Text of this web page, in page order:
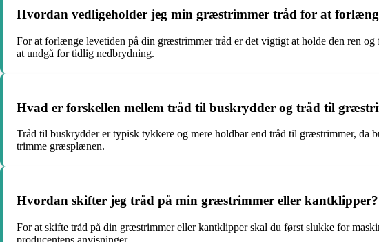
Hvordan vedligeholder jeg min græstrimmer tråd for at
For at forlænge levetiden på din græstrimmer tråd er det vigtigt at holde den ren
at undgå for tidlig nedbrydning.
Hvad er forskellen mellem tråd til buskrydder og tråd til
Tråd til buskrydder er typisk tykkere og mere holdbar end tråd til græstrimmer, da
trimme græsplænen.
Hvordan skifter jeg tråd på min græstrimmer eller kantklipper?
For at skifte tråd på din græstrimmer eller kantklipper skal du først slukke for
producentens anvisninger.